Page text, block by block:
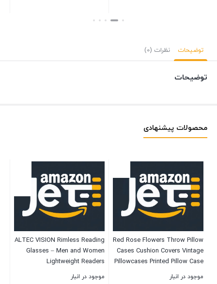
بستن
توضیحات نظرات (0)
توضیحات
محصولات پیشنهادی
Red Rose Flowers Throw Pillow
Cases Cushion Covers Vintage
Pillowcases Printed Pillow Case
18×18 Inch Set of 4 for Living
موجود در انبار
ALTEC VISION Rimless Reading
Glasses – Men and Women
Lightweight Readers
موجود در انبار